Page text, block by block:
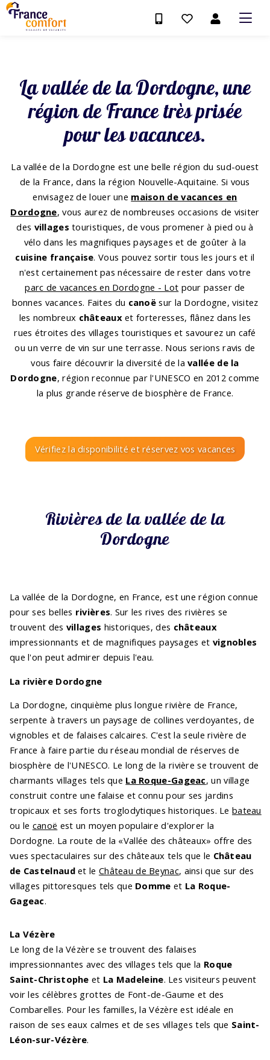
La vallée de la Dordogne, une
région de France très prisée
pour les vacances.
La vallée de la Dordogne est une belle région du sud-ouest
de la France, dans la région Nouvelle-Aquitaine. Si vous
envisagez de louer une maison de vacances en
Dordogne, vous aurez de nombreuses occasions de visiter
des villages touristiques, de vous promener à pied ou à
vélo dans les magnifiques paysages et de goûter à la
cuisine française. Vous pouvez sortir tous les jours et il
n'est certainement pas nécessaire de rester dans votre
parc de vacances en Dordogne - Lot pour passer de
bonnes vacances. Faites du canoë sur la Dordogne, visitez
les nombreux châteauxet forteresses, flânez dans les
rues étroites des villages touristiques et savourez un café
ou un verre de vin sur une terrasse. Nous serions ravis de
vous faire découvrir la diversité de lavallée de la
Dordogne, région reconnue par l'UNESCO en 2012 comme
la plus grande réserve de biosphère de France.
Vérifiez la disponibilité et réservez vos vacances
Rivières de la vallée de la
Dordogne
La vallée de la Dordogne, en France, est une région connue
pour ses belles rivières. Sur les rives des rivières se
trouvent des villages historiques, des châteaux
impressionnants et de magnifiques paysages et vignobles
que l'on peut admirer depuis l'eau.
La rivière Dordogne
La Dordogne, cinquième plus longue rivière de France,
serpente à travers un paysage de collines verdoyantes, de
vignobles et de falaises calcaires. C'est la seule rivière de
France à faire partie du réseau mondial de réserves de
biosphère de l'UNESCO. Le long de la rivière se trouvent de
charmants villages tels que La Roque-Gageac, un village
construit contre une falaise et connu pour ses jardins
tropicaux et ses forts troglodytiques historiques. Le bateau
ou le canoë est un moyen populaire d'explorer la
Dordogne. La route de la «Vallée des châteaux» offre des
vues spectaculaires sur des châteaux tels que le Château
de Castelnaudet le Château de Beynac, ainsi que sur des
villages pittoresques tels que Domme et La Roque-
Gageac.
La Vézère
Le long de la Vézère se trouvent des falaises
impressionnantes avec des villages tels que la Roque
Saint-Christophe et La Madeleine. Les visiteurs peuvent
voir les célèbres grottes de Font-de-Gaume et des
Combarelles. Pour les familles, la Vézère est idéale en
raison de ses eaux calmes et de ses villages tels que Saint-
Léon-sur-Vézère.